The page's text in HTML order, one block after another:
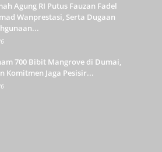
Agung RI Putus Fauzan Fadel
Wanprestasi, Serta Dugaan
700 Bibit Mangrove di Dumai,
Komitmen Jaga Pesisir...